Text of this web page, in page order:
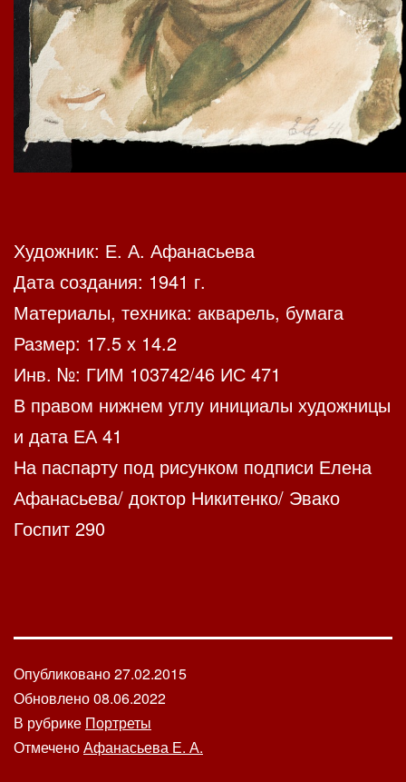
Художник: Е. А. Афанасьева
Дата создания: 1941 г.
Материалы, техника: акварель, бумага
Размер: 17.5 х 14.2
Инв. №: ГИМ 103742/46 ИС 471
В правом нижнем углу инициалы художницы
и дата ЕА 41
На паспарту под рисунком подписи Елена
Афанасьева/ доктор Никитенко/ Эвако
Госпит 290
Опубликовано27.02.2015
Обновлено08.06.2022
В рубрике Портреты
ОтмеченоАфанасьева Е. А.